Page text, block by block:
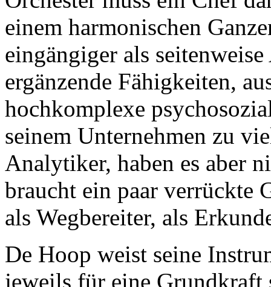
einem harmonischen
eingängiger als
ergänzende Fähigkeiten,
hochkomplexe
seinem Unternehmen zu
Analytiker, haben es aber
braucht ein paar verrückte
als Wegbereiter, als
De Hoop weist seine
jeweils für eine Grundkraft